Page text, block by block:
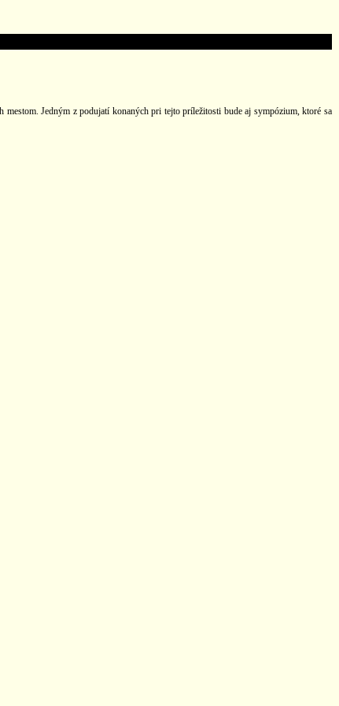
Jedným z podujatí konaných pri tejto príležitosti bude aj sympózium, ktoré sa